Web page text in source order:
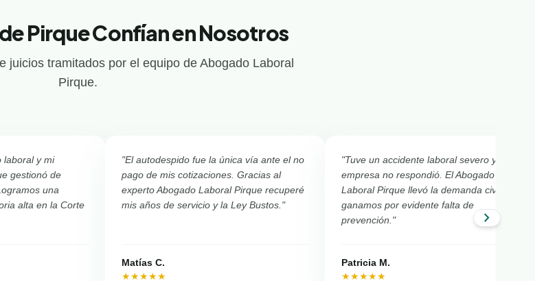
Pirque Confían en Nosotros
juicios tramitados por el equipo de Abogado Laboral
Pirque.
laboral y mi
gestionó de
una
alta en la Corte
"El autodespido fue la única vía ante el no
pago de mis cotizaciones. Gracias al
experto Abogado Laboral Pirque recuperé
mis años de servicio y la Ley Bustos."
Matías C.
★★★★★
"Tuve un accidente laboral severo y la
empresa no respondió. El Abogado
Laboral Pirque llevó la demanda civil y
ganamos por evidente falta de
prevención."
Patricia M.
★★★★★
chevron_right